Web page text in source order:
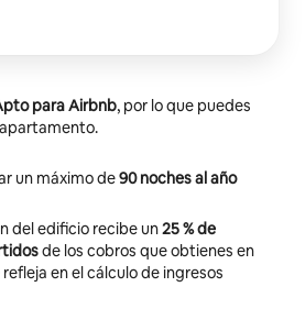
para Airbnb, por lo que puedes
un máximo de90 noches al año
del edificio recibe un25 % de
de los cobros que obtienes en
en el cálculo de ingresos